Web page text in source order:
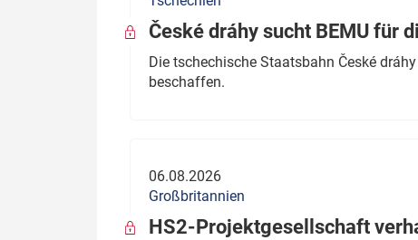
České dráhy sucht BEMU für
Die tschechische Staatsbahn České
beschaffen.
06.08.2026
Großbritannien
HS2-Projektgesellschaft